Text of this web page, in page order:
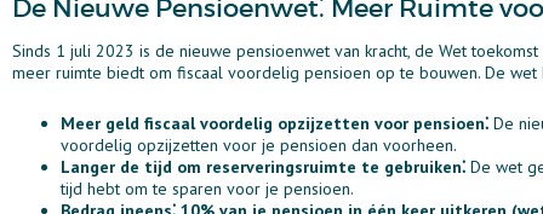
De Nieuwe Pensioenwet⁚ Meer Ruimte
Sinds 1 juli 2023 is de nieuwe pensioenwet van kracht, de Wet
meer ruimte biedt om fiscaal voordelig pensioen op te bouwen. De
Meer geld fiscaal voordelig opzijzetten voor pensioen⁚ De
voordelig opzijzetten voor je pensioen dan voorheen.
Langer de tijd om reserveringsruimte te gebruiken⁚ De wet
tijd hebt om te sparen voor je pensioen.